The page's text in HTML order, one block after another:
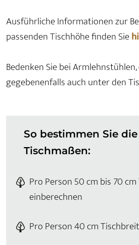
Ausführliche Informationen zur
passenden Tischhöhe finden Sie
Bedenken Sie bei
gegebenenfalls auch unter den
So bestimmen Sie
Tischmaßen:
Pro Person 50 cm bis 70
einberechnen
Pro Person 40 cm